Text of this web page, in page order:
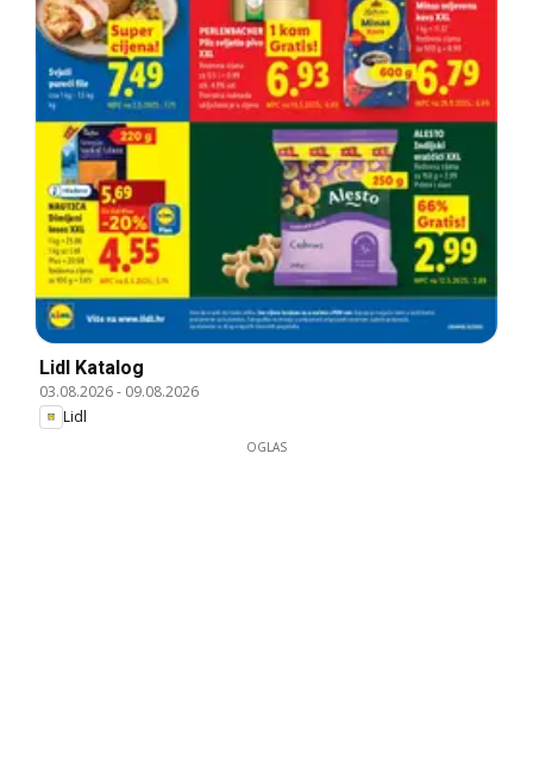
Lidl Katalog
03.08.2026- 09.08.2026
Lidl
OGLAS